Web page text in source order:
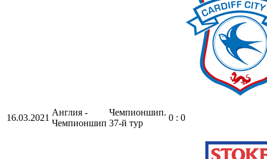
16.03.2021
Англия -
Чемпионшип
Чемпионшип.
37-й тур
0 : 0